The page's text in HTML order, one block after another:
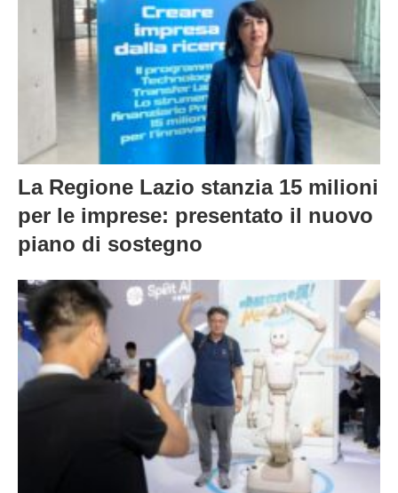
La Regione Lazio stanzia 15 milioni
per le imprese: presentato il nuovo
piano di sostegno